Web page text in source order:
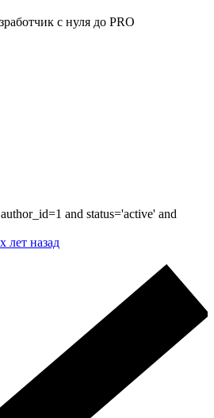
с нуля до PRO
and status='active' and
лет назад